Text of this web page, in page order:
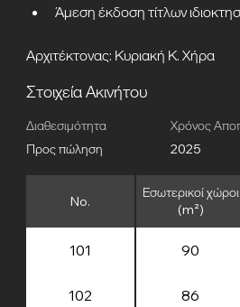
Άμεση έκδοση τίτλων
Αρχιτέκτονας: Κυριακή Κ. Χήρα
Στοιχεία Ακινήτου
Διαθεσιμότητα Χρόνος
Προς πώληση
2025
No.
Εσωτερικοί χώροι
(m²)
101 90
102 86